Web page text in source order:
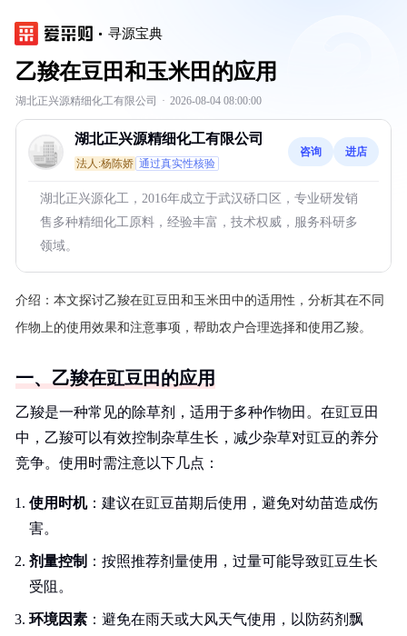
寻源宝典
乙羧在豆田和玉米田的应用
湖北正兴源精细化工有限公司 · 2026-08-04 08:00:00
湖北正兴源精细化工有限公司
法人:杨陈娇 通过真实性核验
咨询 进店
湖北正兴源化工，2016年成立于武汉硚口区，专业研发销
售多种精细化工原料，经验丰富，技术权威，服务科研多
领域。
介绍： 本文探讨乙羧在豇豆田和玉米田中的适用性，分析其在不同
作物上的使用效果和注意事项，帮助农户合理选择和使用乙羧。
一、乙羧在豇豆田的应用
乙羧是一种常见的除草剂，适用于多种作物田。在豇豆田
中，乙羧可以有效控制杂草生长，减少杂草对豇豆的养分
竞争。使用时需注意以下几点：
使用时机：建议在豇豆苗期后使用，避免对幼苗造成伤
害。
剂量控制 ：按照推荐剂量使用，过量可能导致豇豆生长
受阻。
环境因素 ：避免在雨天或大风天气使用，以防药剂飘